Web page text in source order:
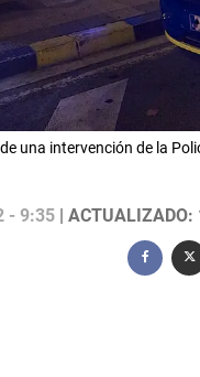
una intervención de la
- 9:35| ACTUALIZADO: